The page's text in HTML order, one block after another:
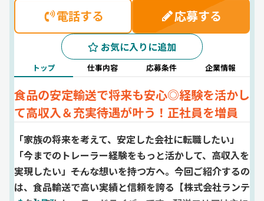
電話する 応募する
お気に入りに追加
トップ 仕事内容 応募条件 企業情報
食品の安定輸送で将来も安心◎経験を活かし
て高収入＆充実待遇が叶う！正社員を増員
「家族の将来を考えて、安定した会社に転職したい」
「今までのトレーラー経験をもっと活かして、高収入を
実現したい」――そんな想いを持つ方へ。今回ご紹介するの
は、食品輸送で高い実績と信頼を誇る【株式会社ランテ